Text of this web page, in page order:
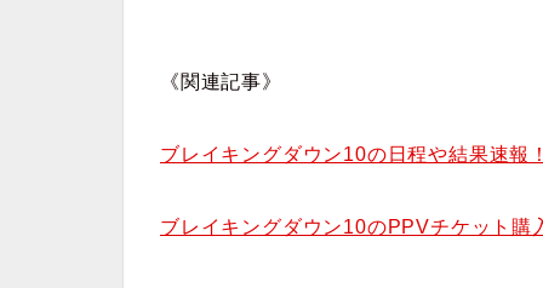
《関連記事》
ブレイキングダウン10の日程や結果速報
ブレイキングダウン10のPPVチケット